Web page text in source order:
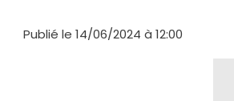
Publié le 14/06/2024 à 12:00